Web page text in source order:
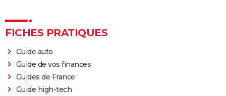
FICHES PRATIQUES
Guide auto
Guide de vos finances
Guides de France
Guide high-tech